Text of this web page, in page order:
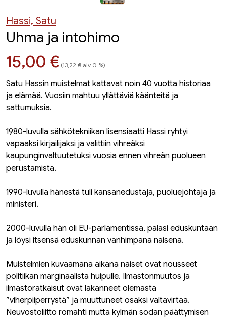
Hassi, Satu
Uhma ja intohimo
Hinta nyt
15,00 € (13,22 € alv 0 %)
Satu Hassin muistelmat kattavat noin 40 vuotta historiaa
ja elämää. Vuosiin mahtuu yllättäviä käänteitä ja
sattumuksia.
1980-luvulla sähkötekniikan lisensiaatti Hassi ryhtyi
vapaaksi kirjailijaksi ja valittiin vihreäksi
kaupunginvaltuutetuksi vuosia ennen vihreän puolueen
perustamista.
1990-luvulla hänestä tuli kansanedustaja, puoluejohtaja ja
ministeri.
2000-luvulla hän oli EU-parlamentissa, palasi eduskuntaan
ja löysi itsensä eduskunnan vanhimpana naisena.
Muistelmien kuvaamana aikana naiset ovat nousseet
politiikan marginaalista huipulle. Ilmastonmuutos ja
ilmastoratkaisut ovat lakanneet olemasta
”viherpiiperrystä” ja muuttuneet osaksi valtavirtaa.
Neuvostoliitto romahti mutta kylmän sodan päättymisen